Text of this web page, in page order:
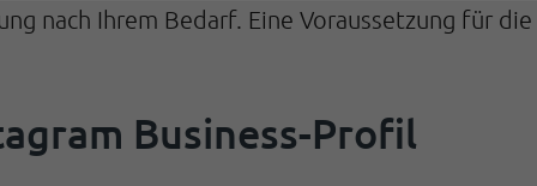
nach Ihrem Bedarf. Eine Voraussetzung für
Business-Profil